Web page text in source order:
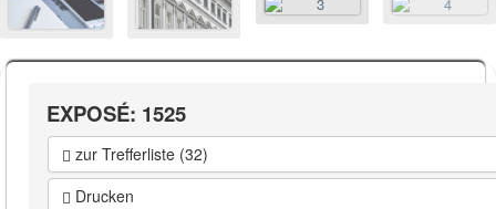
EXPOSÉ: 1525
zur Trefferliste (32)
Drucken